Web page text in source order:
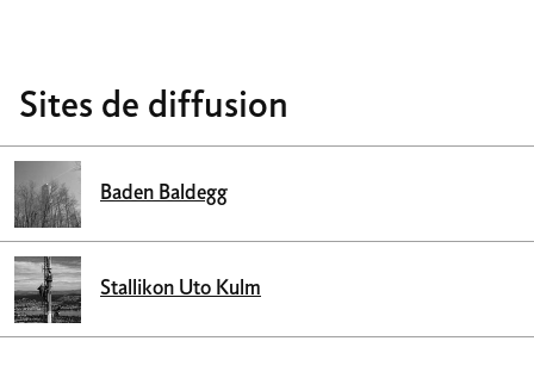
Sites de diffusion
Baden Baldegg
Stallikon Uto Kulm